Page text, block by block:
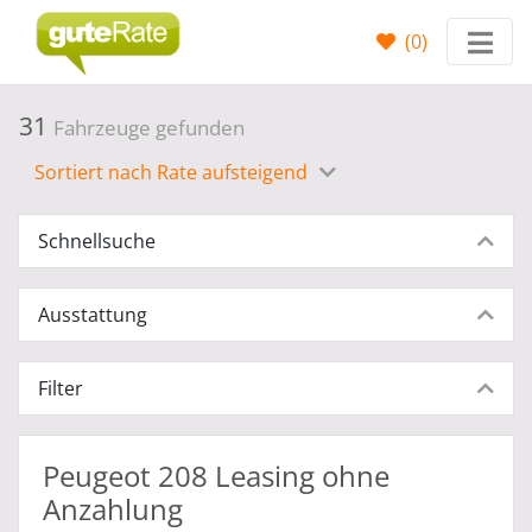
(0)
31 Fahrzeuge gefunden
Sortiert nach Rate aufsteigend
Schnellsuche
Ausstattung
Filter
Peugeot 208 Leasing ohne
Anzahlung